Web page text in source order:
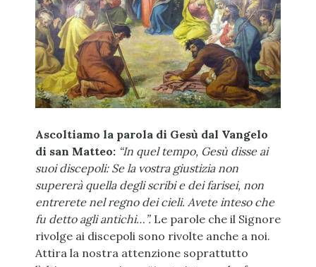
Ascoltiamo la parola di Gesù dal Vangelo
di san Matteo: “In quel tempo, Gesù disse ai
suoi discepoli: Se la vostra giustizia non
supererà quella degli scribi e dei farisei, non
entrerete nel regno dei cieli. Avete inteso che
fu detto agli antichi…”.Le parole che il Signore
rivolge ai discepoli sono rivolte anche a noi.
Attira la nostra attenzione soprattutto